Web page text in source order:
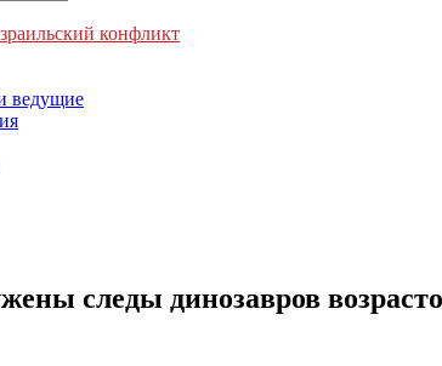
конфликт
ведущие
следы динозавров